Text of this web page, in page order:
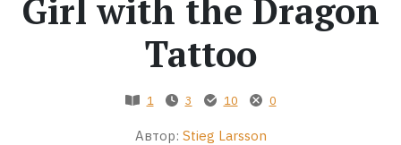
Авторы
Girl with the Dragon
Tattoo
1 3 10 0
Автор: Stieg Larsson